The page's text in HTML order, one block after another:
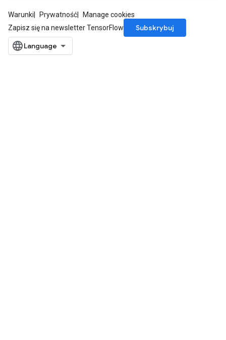
Warunki Prywatność
Manage cookies
Zapisz się na newsletter TensorFlow
Subskrybuj